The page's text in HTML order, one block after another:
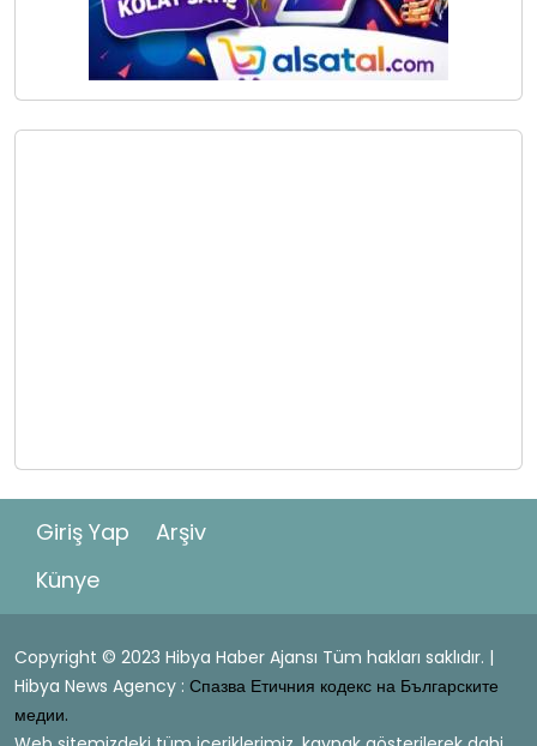
Giriş Yap
Arşiv
Künye
Copyright © 2023 Hibya Haber Ajansı Tüm hakları saklıdır. |
Hibya News Agency : Спазва Етичния кодекс на Българските
медии.